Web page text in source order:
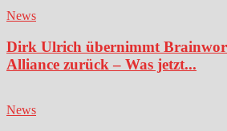
News
Dirk Ulrich übernimmt
Alliance zurück – Was jetzt...
News